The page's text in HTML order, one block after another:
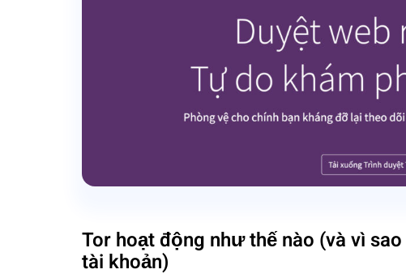
Tor hoạt động như thế nào (và vì
tài khoản)